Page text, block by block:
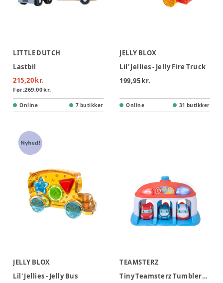
LITTLE DUTCH
Lastbil
215,20 kr.
Før:269,00 kr.
Online 7 butikker
JELLY BLOX
Lil' Jellies - Jelly Fire Truck
199,95 kr.
Online 31 butikker
JELLY BLOX
Lil' Jellies - Jelly Bus
TEAMSTERZ
Tiny Teamsterz Tumblers Rescue HQ With 3 Cars